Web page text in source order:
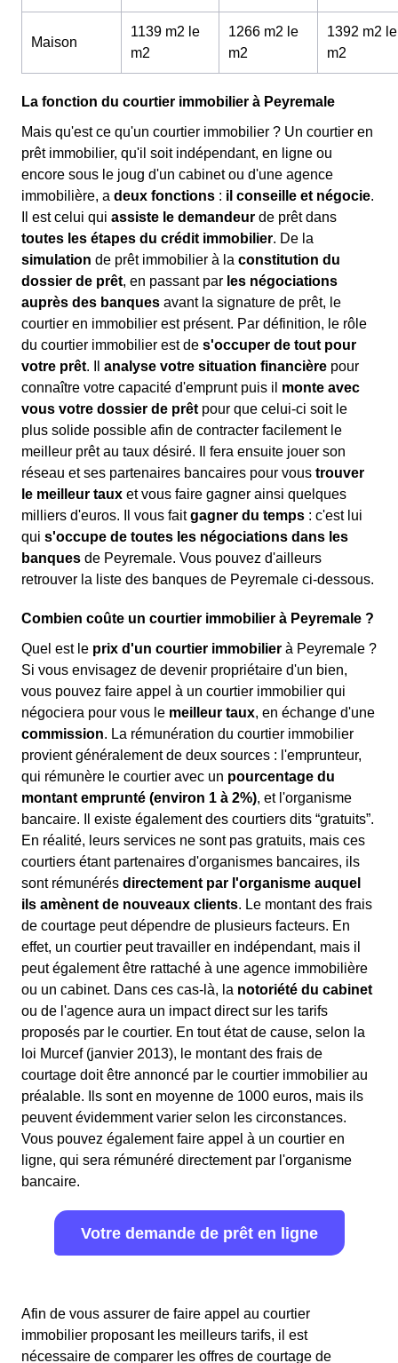
Maison
1139 m2 le
m2
1266 m2 le
m2
1392 m2 le
m2
La fonction du courtier immobilier à Peyremale
Mais qu'est ce qu'un courtier immobilier ? Un courtier en
prêt immobilier, qu'il soit indépendant, en ligne ou
encore sous le joug d'un cabinet ou d'une agence
immobilière, a deux fonctions : il conseille et négocie.
Il est celui qui assiste le demandeur de prêt dans
toutes les étapes du crédit immobilier. De la
simulation de prêt immobilier à la constitution du
dossier de prêt, en passant par les négociations
auprès des banques avant la signature de prêt, le
courtier en immobilier est présent. Par définition, le rôle
du courtier immobilier est de s'occuper de tout pour
votre prêt. Il analyse votre situation financière pour
connaître votre capacité d'emprunt puis il monte avec
vous votre dossier de prêt pour que celui-ci soit le
plus solide possible afin de contracter facilement le
meilleur prêt au taux désiré. Il fera ensuite jouer son
réseau et ses partenaires bancaires pour vous trouver
le meilleur taux et vous faire gagner ainsi quelques
milliers d'euros. Il vous faitgagner du temps : c'est lui
qui s'occupe de toutes les négociations dans les
banques de Peyremale. Vous pouvez d'ailleurs
retrouver la liste des banques de Peyremale ci-dessous.
Combien coûte un courtier immobilier à Peyremale ?
Quel est le prix d'un courtier immobilier à Peyremale ?
Si vous envisagez de devenir propriétaire d'un bien,
vous pouvez faire appel à un courtier immobilier qui
négociera pour vous le meilleur taux, en échange d'une
commission. La rémunération du courtier immobilier
provient généralement de deux sources : l'emprunteur,
qui rémunère le courtier avec un pourcentage du
montant emprunté (environ 1 à 2%), et l'organisme
bancaire. Il existe également des courtiers dits “gratuits”.
En réalité, leurs services ne sont pas gratuits, mais ces
courtiers étant partenaires d'organismes bancaires, ils
sont rémunérés directement par l'organisme auquel
ils amènent de nouveaux clients. Le montant des frais
de courtage peut dépendre de plusieurs facteurs. En
effet, un courtier peut travailler en indépendant, mais il
peut également être rattaché à une agence immobilière
ou un cabinet. Dans ces cas-là, la notoriété du cabinet
ou de l'agence aura un impact direct sur les tarifs
proposés par le courtier. En tout état de cause, selon la
loi Murcef (janvier 2013), le montant des frais de
courtage doit être annoncé par le courtier immobilier au
préalable. Ils sont en moyenne de 1000 euros, mais ils
peuvent évidemment varier selon les circonstances.
Vous pouvez également faire appel à un courtier en
ligne, qui sera rémunéré directement par l'organisme
bancaire.
Votre demande de prêt en ligne
Afin de vous assurer de faire appel au courtier
immobilier proposant les meilleurs tarifs, il est
nécessaire de comparer les offres de courtage de